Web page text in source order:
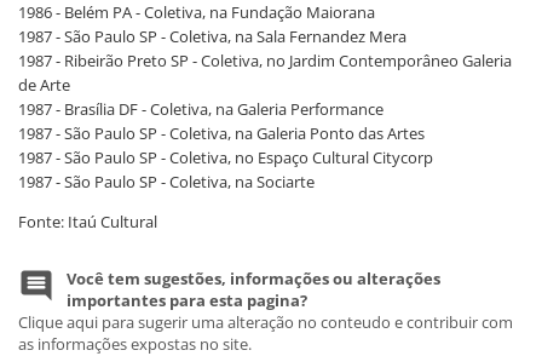
1986 - Belém PA - Coletiva, na Fundação Maiorana
1987 - São Paulo SP - Coletiva, na Sala Fernandez Mera
1987 - Ribeirão Preto SP - Coletiva, no Jardim Contemporâneo Galeria
de Arte
1987 - Brasília DF - Coletiva, na Galeria Performance
1987 - São Paulo SP - Coletiva, na Galeria Ponto das Artes
1987 - São Paulo SP - Coletiva, no Espaço Cultural Citycorp
1987 - São Paulo SP - Coletiva, na Sociarte
Fonte: Itaú Cultural
Você tem sugestões, informações ou alterações
importantes para esta pagina?
Clique aqui para sugerir uma alteração no conteudo e contribuir com
as informações expostas no site.